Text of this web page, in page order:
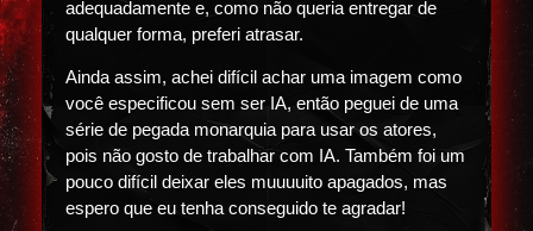
adequadamente e, como não queria entregar de
qualquer forma, preferi atrasar.
Ainda assim, achei difícil achar uma imagem como
você especificou sem ser IA, então peguei de uma
série de pegada monarquia para usar os atores,
pois não gosto de trabalhar com IA. Também foi um
pouco difícil deixar eles muuuuito apagados, mas
espero que eu tenha conseguido te agradar!